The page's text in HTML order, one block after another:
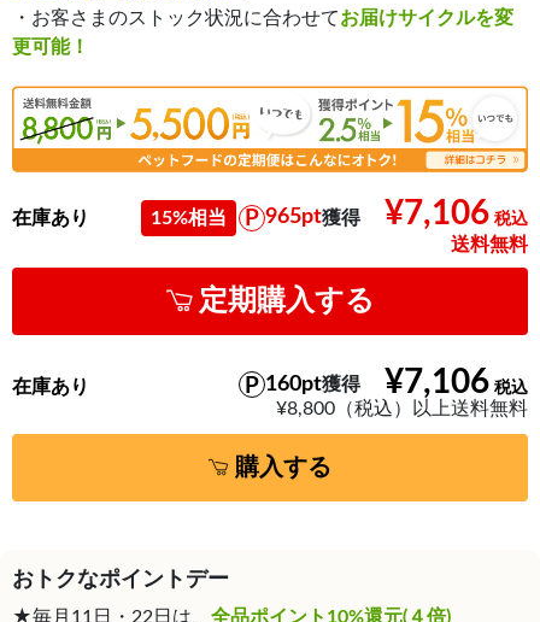
・お客さまのストック状況に合わせてお届けサイクルを変
更可能！
¥7,106
送料無料
15%相当 965pt獲得
在庫あり
定期購入する
¥7,106
160pt獲得
¥8,800（税込）以上送料無料
在庫あり
購入する
おトクなポイントデー
★毎月11日・22日は、 全品ポイント10%還元(４倍)